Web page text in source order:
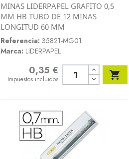
 Vista rápida
MINAS LIDERPAPEL GRAFITO 0,5
MM HB TUBO DE 12 MINAS
LONGITUD 60 MM
Referencia: 35821-MG01
Marca: LIDERPAPEL
0,35 €
Impuestos incluidos 